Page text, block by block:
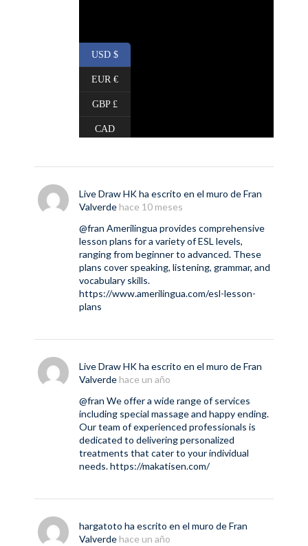
Live Draw HKha escrito en el muro deFran
Valverde hace 10 meses
@fran Amerilingua provides comprehensive
lesson plans for a variety of ESL levels,
ranging from beginner to advanced. These
plans cover speaking, listening, grammar, and
vocabulary skills.
https://www.amerilingua.com/esl-lesson-
plans
Live Draw HKha escrito en el muro deFran
Valverde hace un año
@fran We offer a wide range of services
including special massage and happy ending.
Our team of experienced professionals is
dedicated to delivering personalized
treatments that cater to your individual
needs.https://makatisen.com/
hargatoto ha escrito en el muro deFran
Valverde hace un año